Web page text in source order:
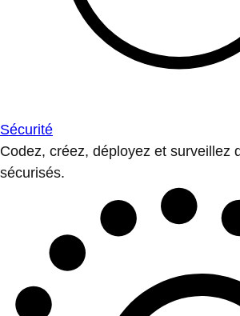
Sécurité
Codez, créez, déployez et surveillez
sécurisés.